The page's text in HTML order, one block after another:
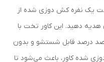
یک نفره کش دوزی شده از
هدیه دهید. این کاور تخت با
صد درصد قابل شستشو و بدون
شده کاور، باعث می‌شود تا